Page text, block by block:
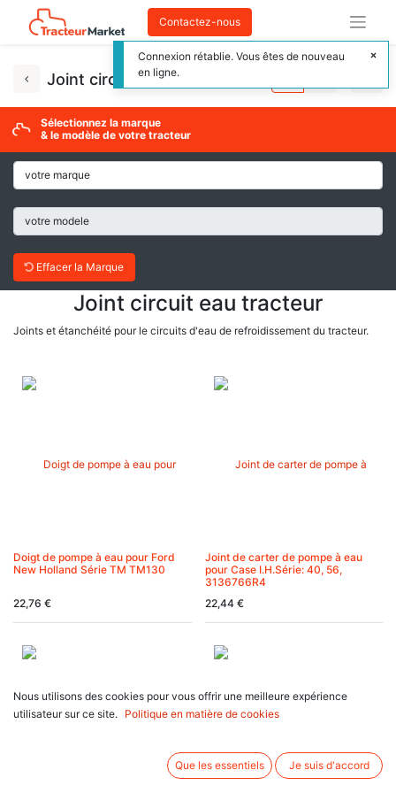
Contactez-nous
Joint circuit eau tracteur
Sélectionnez la marque
& le modèle de votre tracteur
Effacer la Marque
Joint circuit eau tracteur
Joints et étanchéité pour le circuits d'eau de refroidissement du tracteur.
Doigt de pompe à eau pour Ford
New Holland Série TM TM130
22,76 €
Joint de carter de pompe à eau
pour Case I.H.Série: 40, 56,
3136766R4
22,44€
Nous utilisons des cookies pour vous offrir une meilleure expérience
utilisateur sur ce site.
Politique en matière de cookies
Que les essentiels Je suis d'accord
Connexion rétablie. Vous êtes de nouveau
en ligne.